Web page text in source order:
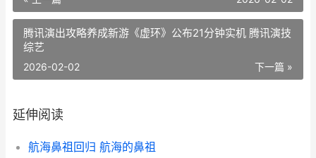
腾讯演出攻略养成新游《虚环》公布21分钟实机 腾讯演技
综艺
下一篇 »
2026-02-02
延伸阅读
航海鼻祖回归 航海的鼻祖